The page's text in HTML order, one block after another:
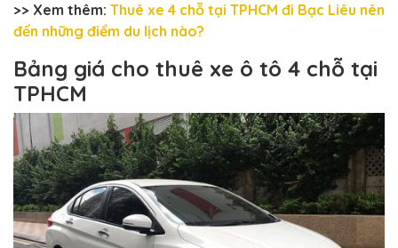
>> Xem thêm: Thuê xe 4 chỗ tại TPHCM đi Bạc Liêu nên
đến những điểm du lịch nào?
Bảng giá cho thuê xe ô tô 4 chỗ tại
TPHCM